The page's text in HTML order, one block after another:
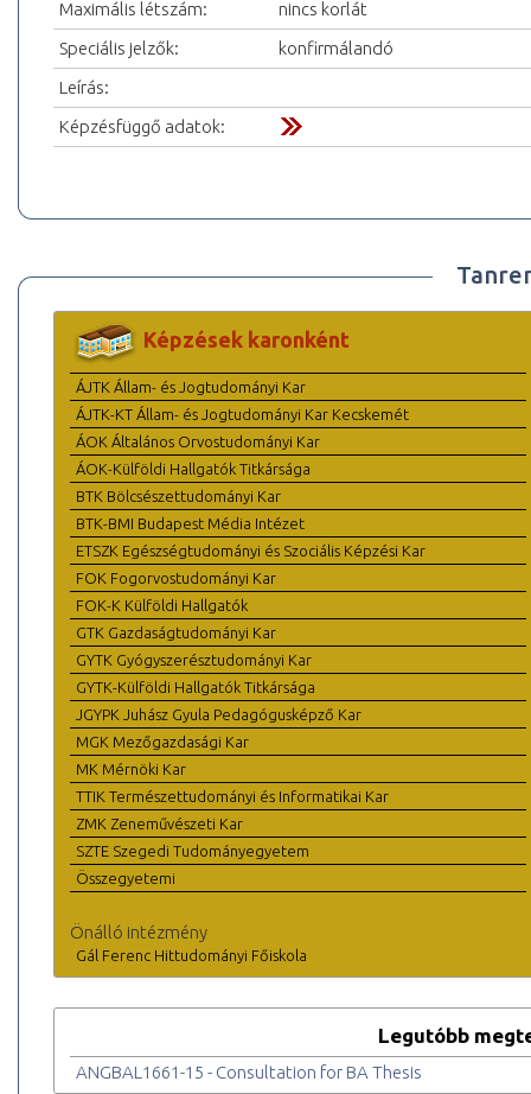
Maximális létszám:
nincs korlát
Speciális jelzők:
konfirmálandó
Leírás:
Képzésfüggő adatok:
Képzések karonként
ÁJTK Állam- és Jogtudományi Kar
ÁJTK-KT Állam- és Jogtudományi Kar Kecskemét
ÁOK Általános Orvostudományi Kar
ÁOK-Külföldi Hallgatók Titkársága
BTK Bölcsészettudományi Kar
BTK-BMI Budapest Média Intézet
ETSZK Egészségtudományi és Szociális Képzési Kar
FOK Fogorvostudományi Kar
FOK-K Külföldi Hallgatók
GTK Gazdaságtudományi Kar
GYTK Gyógyszerésztudományi Kar
GYTK-Külföldi Hallgatók Titkársága
JGYPK Juhász Gyula Pedagógusképző Kar
MGK Mezőgazdasági Kar
MK Mérnöki Kar
TTIK Természettudományi és Informatikai Kar
ZMK Zeneművészeti Kar
SZTE Szegedi Tudományegyetem
Összegyetemi
Önálló intézmény
Gál Ferenc Hittudományi Főiskola
Legutóbb
ANGBAL1661-15 - Consultation for BA Thesis